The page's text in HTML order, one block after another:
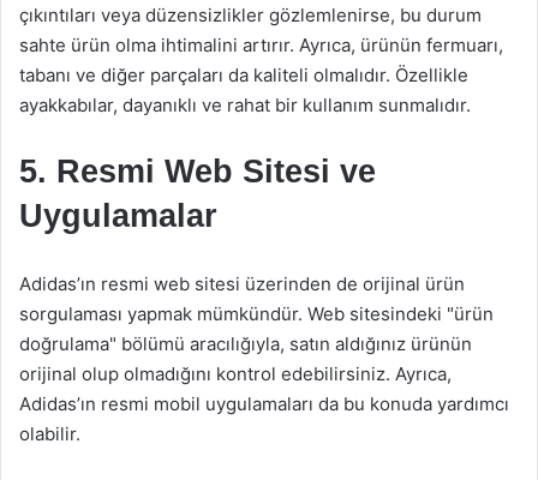
çıkıntıları veya düzensizlikler gözlemlenirse, bu durum
sahte ürün olma ihtimalini artırır. Ayrıca, ürünün fermuarı,
tabanı ve diğer parçaları da kaliteli olmalıdır. Özellikle
ayakkabılar, dayanıklı ve rahat bir kullanım sunmalıdır.
5. Resmi Web Sitesi ve
Uygulamalar
Adidas’ın resmi web sitesi üzerinden de orijinal ürün
sorgulaması yapmak mümkündür. Web sitesindeki "ürün
doğrulama" bölümü aracılığıyla, satın aldığınız ürünün
orijinal olup olmadığını kontrol edebilirsiniz. Ayrıca,
Adidas’ın resmi mobil uygulamaları da bu konuda yardımcı
olabilir.